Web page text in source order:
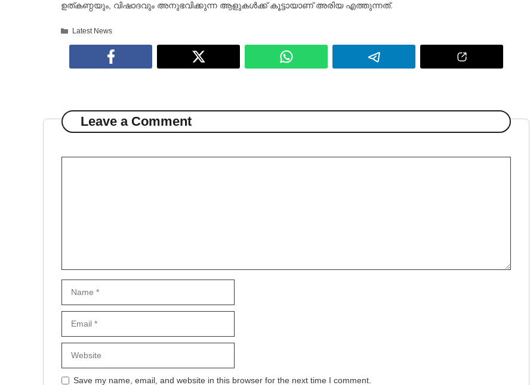
ഉത്കണ്ഠയും, വിഷാദവും അനുഭവിക്കുന്ന ആളുകൾക്ക് കൂട്ടായാണ് അരിയ എത്തുന്നത്.
Categories
Latest News
Leave a Comment
Save my name, email, and website in this browser for the next time I comment.